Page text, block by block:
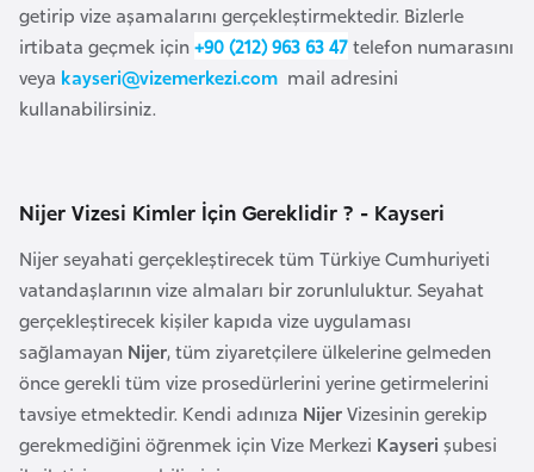
getirip vize aşamalarını gerçekleştirmektedir. Bizlerle
irtibata geçmek için+90 (212) 963 63 47telefon numarasını
veya kayseri@vizemerkezi.com mail adresini
kullanabilirsiniz.
Nijer Vizesi Kimler İçin Gereklidir ? - Kayseri
Nijer seyahati gerçekleştirecek tüm Türkiye Cumhuriyeti
vatandaşlarının vize almaları bir zorunluluktur. Seyahat
gerçekleştirecek kişiler kapıda vize uygulaması
sağlamayan Nijer, tüm ziyaretçilere ülkelerine gelmeden
önce gerekli tüm vize prosedürlerini yerine getirmelerini
tavsiye etmektedir. Kendi adınıza NijerVizesinin gerekip
gerekmediğini öğrenmek için Vize Merkezi Kayseri şubesi
B
a
h
r
n
B
a
n
g
l
a